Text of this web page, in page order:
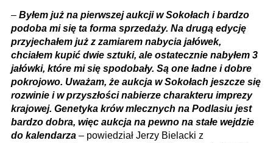
– Byłem już na pierwszej aukcji w Sokołach i bardzo
podoba mi się ta forma sprzedaży. Na drugą edycję
przyjechałem już z zamiarem nabycia jałówek,
chciałem kupić dwie sztuki, ale ostatecznie nabyłem 3
jałówki, które mi się spodobały. Są one ładne i dobre
pokrojowo. Uważam, że aukcja w Sokołach jeszcze się
rozwinie i w przyszłości nabierze charakteru imprezy
krajowej. Genetyka krów mlecznych na Podlasiu jest
bardzo dobra, więc aukcja na pewno na stałe wejdzie
do kalendarza – powiedział Jerzy Bielacki z